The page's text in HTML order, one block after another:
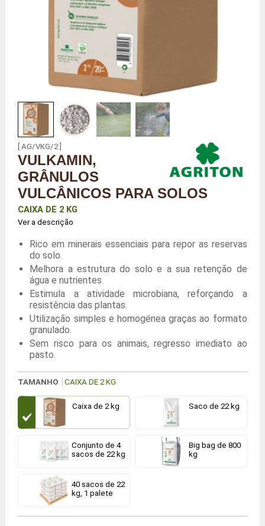
[ AG/VKG/2 ]
VULKAMIN,
GRÂNULOS
VULCÂNICOS PARA SOLOS
CAIXA DE 2 KG
Ver a descrição
Rico em minerais essenciais para repor as reservas
do solo.
Melhora a estrutura do solo e a sua retenção de
água e nutrientes.
Estimula a atividade microbiana, reforçando a
resistência das plantas.
Utilização simples e homogénea graças ao formato
granulado.
Sem risco para os animais, regresso imediato ao
pasto.
TAMANHO CAIXA DE 2 KG
Caixa de 2 kg Saco de 22 kg
Conjunto de 4
sacos de 22 kg
Big bag de 800
kg
40 sacos de 22
kg, 1 palete